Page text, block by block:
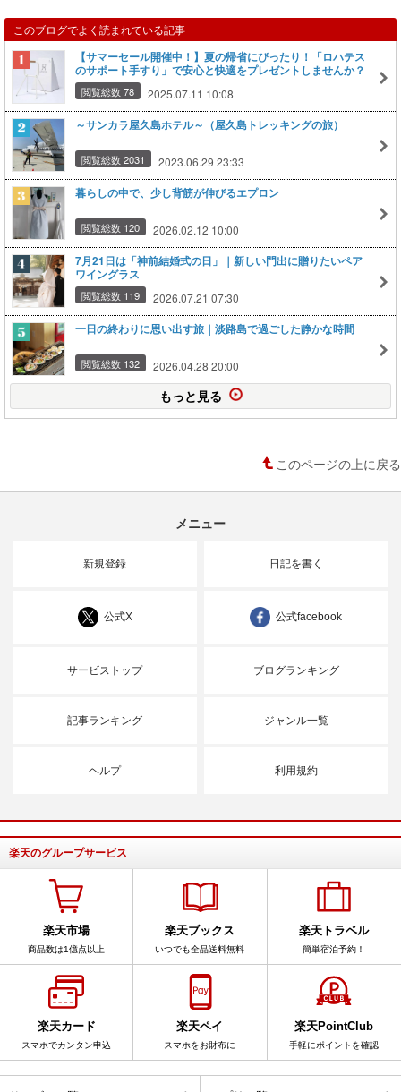
このブログでよく読まれている記事
【サマーセール開催中！】夏の帰省にぴったり！「ロハテス
のサポート手すり」で安心と快適をプレゼントしませんか？
閲覧総数 78 2025.07.11 10:08
～サンカラ屋久島ホテル～（屋久島トレッキングの旅）
閲覧総数 2031 2023.06.29 23:33
暮らしの中で、少し背筋が伸びるエプロン
閲覧総数 120 2026.02.12 10:00
7月21日は「神前結婚式の日」｜新しい門出に贈りたいペア
ワイングラス
閲覧総数 119 2026.07.21 07:30
一日の終わりに思い出す旅｜淡路島で過ごした静かな時間
閲覧総数 132 2026.04.28 20:00
もっと見る
このページの上に戻る
メニュー
新規登録 日記を書く
公式X 公式facebook
サービストップ ブログランキング
記事ランキング ジャンル一覧
ヘルプ 利用規約
楽天のグループサービス
楽天市場
商品数は1億点以上
楽天ブックス
いつでも全品送料無料
楽天トラベル
簡単宿泊予約！
楽天カード
スマホでカンタン申込
楽天ペイ
スマホをお財布に
楽天PointClub
手軽にポイントを確認